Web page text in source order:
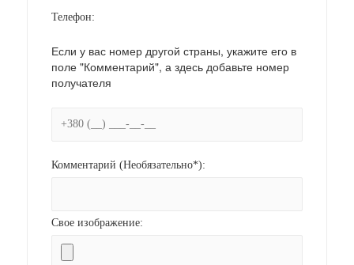
Телефон:
Если у вас номер другой страны, укажите его в
поле "Комментарий", а здесь добавьте номер
получателя
Комментарий (Необязательно*):
Свое изображение: